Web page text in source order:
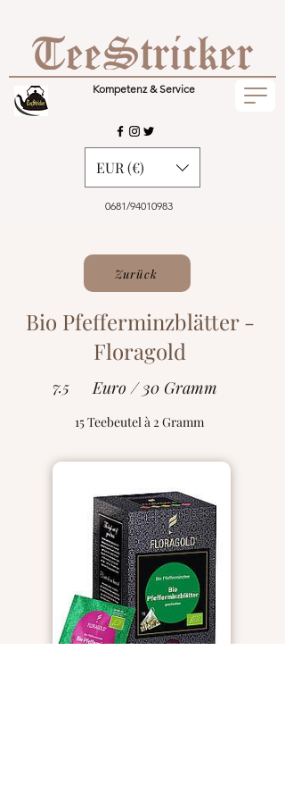
Kompetenz & Service
0681/94010983
EUR (€)
Zurück
Bio Pfefferminzblätter -
Floragold
7.5 Euro / 30 Gramm
15 Teebeutel à 2 Gramm